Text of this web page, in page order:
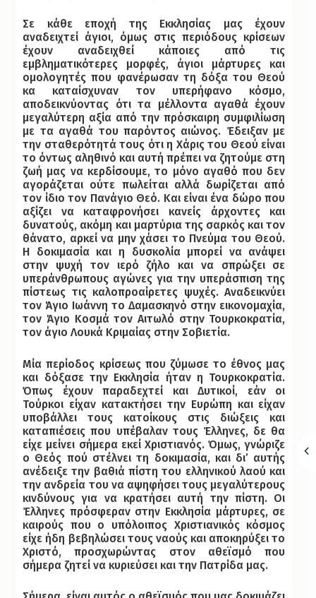
Σε κάθε εποχή της Εκκλησίας μας έχουν
αναδειχτεί άγιοι, όμως στις περιόδους κρίσεων
έχουν αναδειχθεί κάποιες από τις
εμβληματικότερες μορφές, άγιοι μάρτυρες και
ομολογητές που φανέρωσαν τη δόξα του Θεού
κα καταίσχυναν τον υπερήφανο κόσμο,
αποδεικνύοντας ότι τα μέλλοντα αγαθά έχουν
μεγαλύτερη αξία από την πρόσκαιρη συμφιλίωση
με τα αγαθά του παρόντος αιώνος. Έδειξαν με
την σταθερότητά τους ότι η Χάρις του Θεού είναι
το όντως αληθινό και αυτή πρέπει να ζητούμε στη
ζωή μας να κερδίσουμε, το μόνο αγαθό που δεν
αγοράζεται ούτε πωλείται αλλά δωρίζεται από
τον ίδιο τον Πανάγιο Θεό. Και είναι ένα δώρο που
αξίζει να καταφρονήσει κανείς άρχοντες και
δυνατούς, ακόμη και μαρτύρια της σαρκός και τον
θάνατο, αρκεί να μην χάσει το Πνεύμα του Θεού.
Η δοκιμασία και η δυσκολία μπορεί να ανάψει
στην ψυχή τον ιερό ζήλο και να σπρώξει σε
υπεράνθρωπους αγώνες για την υπεράσπιση της
πίστεως τις καλοπροαίρετες ψυχές. Αναδεικνύει
τον Άγιο Ιωάννη το Δαμασκηνό στην εικονομαχία,
τον Άγιο Κοσμά τον Αιτωλό στην Τουρκοκρατία,
τον άγιο Λουκά Κριμαίας στην Σοβιετία.
Μία περίοδος κρίσεως που ζύμωσε το έθνος μας
και δόξασε την Εκκλησία ήταν η Τουρκοκρατία.
Όπως έχουν παραδεχτεί και Δυτικοί, εάν οι
Τούρκοι είχαν κατακτήσει την Ευρώπη και είχαν
υποβάλλει τους κατοίκους στις διώξεις και
καταπιέσεις που υπέβαλαν τους Έλληνες, δε θα
είχε μείνει σήμερα εκεί Χριστιανός. Όμως, γνώριζε
ο Θεός πού στέλνει τη δοκιμασία, και δι’ αυτής
ανέδειξε την βαθιά πίστη του ελληνικού λαού και
την ανδρεία του να αψηφήσει τους μεγαλύτερους
κινδύνους για να κρατήσει αυτή την πίστη. Οι
Έλληνες πρόσφεραν στην Εκκλησία μάρτυρες, σε
καιρούς που ο υπόλοιπος Χριστιανικός κόσμος
είχε ήδη βεβηλώσει τους ναούς και αποκηρύξει το
Χριστό, προσχωρώντας στον αθεϊσμό που
σήμερα ζητεί να κυριεύσει και την Πατρίδα μας.